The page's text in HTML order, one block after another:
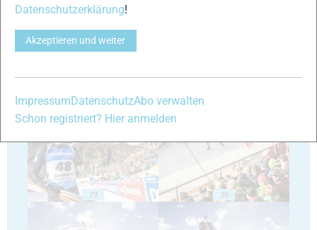
29 30
Datenschutzerklärung!
Akzeptieren und weiter
ImpressumDatenschutzAbo verwalten
Schon registriert? Hier anmelden